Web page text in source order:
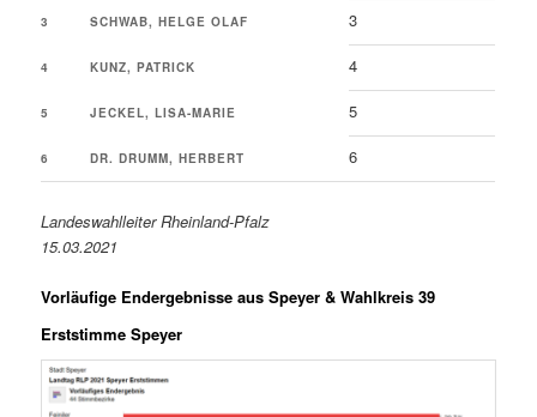
3 SCHWAB, HELGE OLAF 3
4 KUNZ, PATRICK 4
5 JECKEL, LISA-MARIE 5
6 DR. DRUMM, HERBERT 6
Landeswahlleiter Rheinland-Pfalz
15.03.2021
Vorläufige Endergebnisse aus Speyer & Wahlkreis 39
Erststimme Speyer